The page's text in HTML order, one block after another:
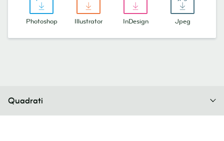
Photoshop Illustrator InDesign Jpeg
Quadrati